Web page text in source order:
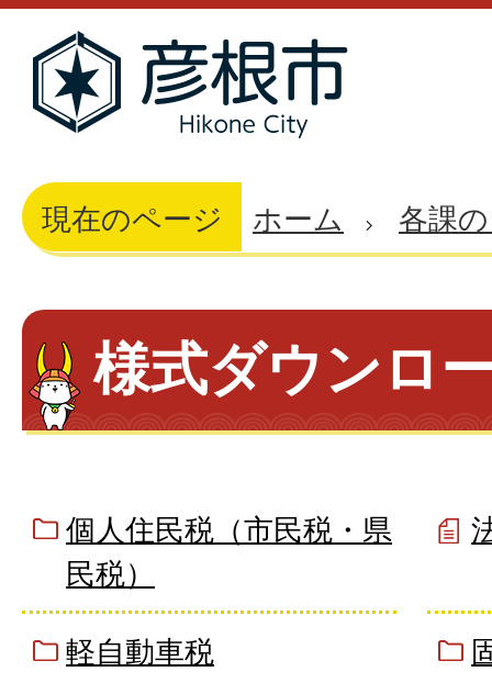
現在のページ ホーム 各課
様式ダウンロ
個人住民税（市民税・県
民税）
軽自動車税